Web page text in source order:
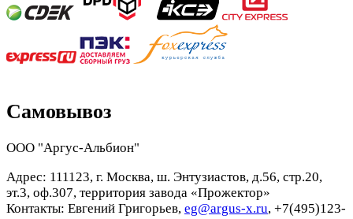
Самовывоз
ООО "Аргус-Альбион"
Адрес: 111123, г. Москва, ш. Энтузиастов, д.56, стр.20,
эт.3, оф.307, территория завода «Прожектор»
Контакты: Евгений Григорьев, eg@argus-x.ru, +7(495)123-